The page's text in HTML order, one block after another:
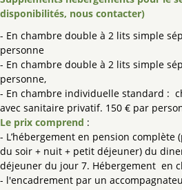
disponibilités, nous contacter)
- En chambre double à 2 lits simple
personne
- En chambre double à 2 lits simple
personne,
- En chambre individuelle standard :
avec sanitaire privatif. 150 € par
Le prix comprend :
- L’hébergement en pension
du soir + nuit + petit déjeuner) du
déjeuner du jour 7. Hébergement en
- l'encadrement par un